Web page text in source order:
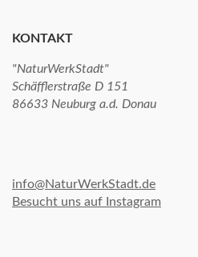
KONTAKT
"NaturWerkStadt"
Schäfflerstraße D 151
86633 Neuburg a.d. Donau
info@NaturWerkStadt.de
Besucht uns auf Instagram